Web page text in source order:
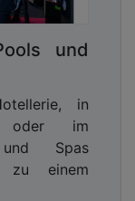
und
in
oder im
und Spas
zu einem